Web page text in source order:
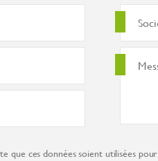
que ces données soient utilisées